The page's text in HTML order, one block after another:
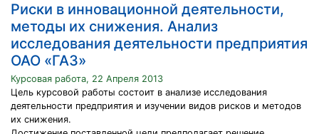
Риски в инновационной деятельности,
методы их снижения. Анализ
исследования деятельности предприятия
ОАО «ГАЗ»
Курсовая работа, 22 Апреля 2013
Цель курсовой работы состоит в анализе исследования
деятельности предприятия и изучении видов рисков и методов
их снижения.